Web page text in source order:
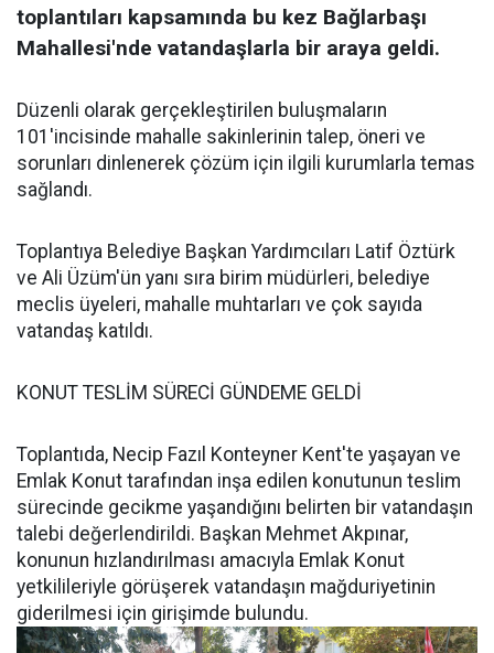
toplantıları kapsamında bu kez Bağlarbaşı
Mahallesi'nde vatandaşlarla bir araya geldi.
Düzenli olarak gerçekleştirilen buluşmaların
101'incisinde mahalle sakinlerinin talep, öneri ve
sorunları dinlenerek çözüm için ilgili kurumlarla temas
sağlandı.
Toplantıya Belediye Başkan Yardımcıları Latif Öztürk
ve Ali Üzüm'ün yanı sıra birim müdürleri, belediye
meclis üyeleri, mahalle muhtarları ve çok sayıda
vatandaş katıldı.
KONUT TESLİM SÜRECİ GÜNDEME GELDİ
Toplantıda, Necip Fazıl Konteyner Kent'te yaşayan ve
Emlak Konut tarafından inşa edilen konutunun teslim
sürecinde gecikme yaşandığını belirten bir vatandaşın
talebi değerlendirildi. Başkan Mehmet Akpınar,
konunun hızlandırılması amacıyla Emlak Konut
yetkilileriyle görüşerek vatandaşın mağduriyetinin
giderilmesi için girişimde bulundu.